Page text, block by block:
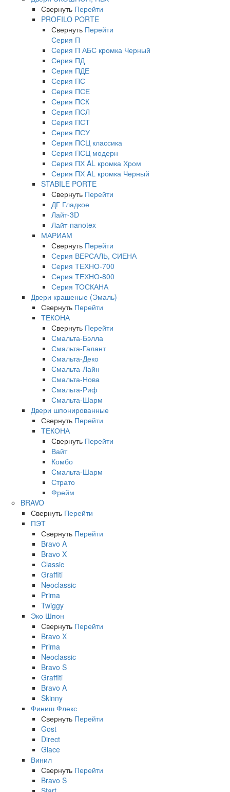
Свернуть Перейти
PROFILO PORTE
Свернуть Перейти
Серия П
Серия П АБС кромка Черный
Серия ПД
Серия ПДЕ
Серия ПС
Серия ПСЕ
Серия ПСК
Серия ПСЛ
Серия ПСТ
Серия ПСУ
Серия ПСЦ классика
Серия ПСЦ модерн
Серия ПХ AL кромка Хром
Серия ПХ AL кромка Черный
STABILE PORTE
Свернуть Перейти
ДГ Гладкое
Лайт-3D
Лайт-nanotex
МАРИАМ
Свернуть Перейти
Серия ВЕРСАЛЬ, СИЕНА
Серия ТЕХНО-700
Серия ТЕХНО-800
Серия ТОСКАНА
Двери крашеные (Эмаль)
Свернуть Перейти
ТЕКОНА
Свернуть Перейти
Смальта-Бэлла
Смальта-Галант
Смальта-Деко
Смальта-Лайн
Смальта-Нова
Смальта-Риф
Смальта-Шарм
Двери шпонированные
Свернуть Перейти
ТЕКОНА
Свернуть Перейти
Вайт
Комбо
Смальта-Шарм
Страто
Фрейм
BRAVO
Свернуть Перейти
ПЭТ
Свернуть Перейти
Bravo A
Bravo X
Classic
Graffiti
Neoclassic
Prima
Twiggy
Эко Шпон
Свернуть Перейти
Bravo X
Prima
Neoclassic
Bravo S
Graffiti
Bravo A
Skinny
Финиш Флекс
Свернуть Перейти
Gost
Direct
Glace
Винил
Свернуть Перейти
Bravo S